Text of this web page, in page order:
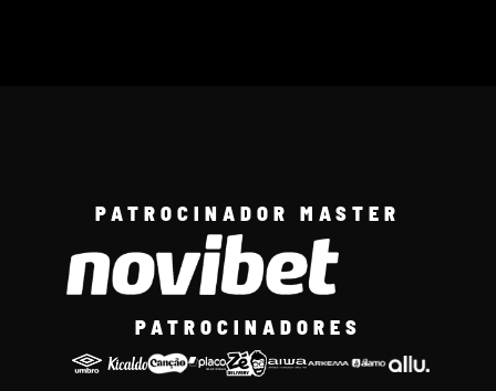
PATROCINADOR MASTER
PATROCINADORES